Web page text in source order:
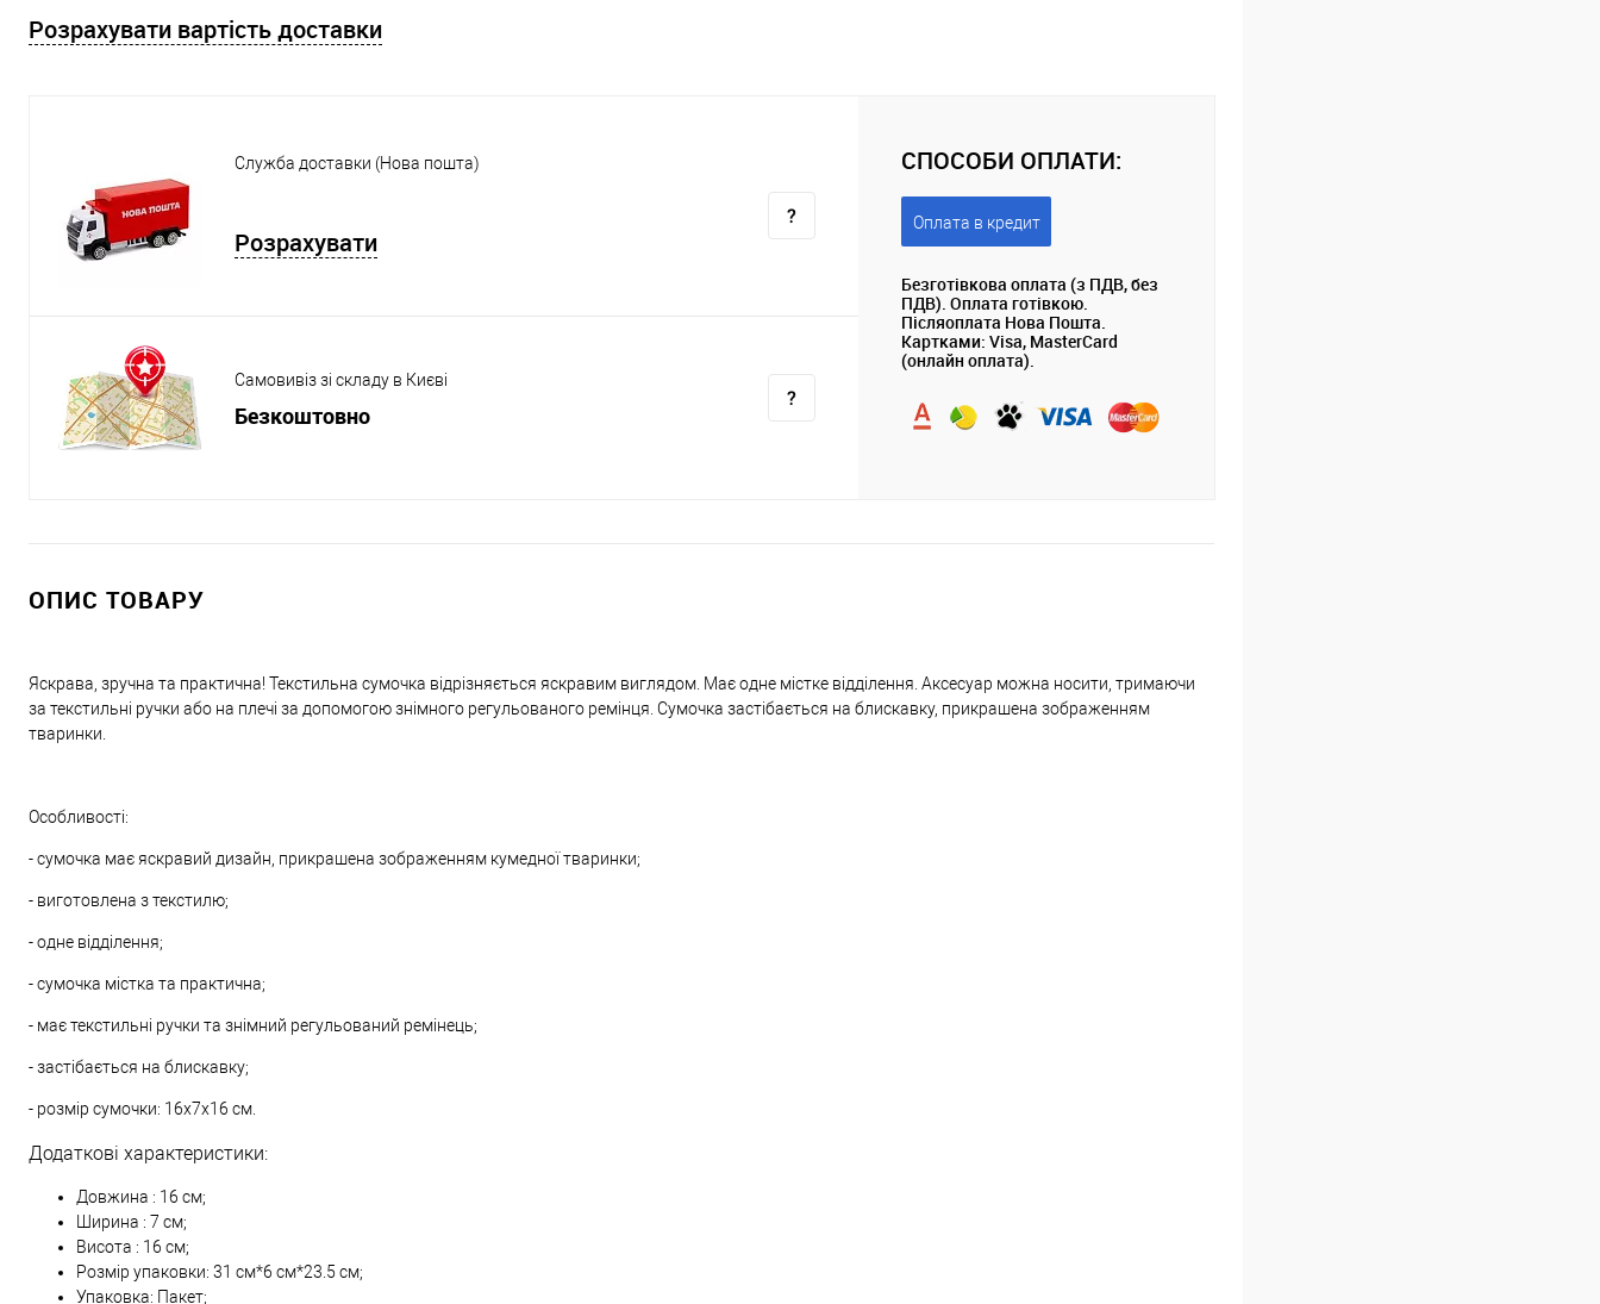
Розрахувати вартість доставки
Служба доставки (Нова пошта)
Розрахувати
Самовивіз зі складу в Києві
Безкоштовно
СПОСОБИ ОПЛАТИ:
Оплата в кредит
Безготівкова оплата (з ПДВ, без
ПДВ). Оплата готівкою.
Післяоплата Нова Пошта.
Картками: Visa, MasterCard
(онлайн оплата).
ОПИС ТОВАРУ
Яскрава, зручна та практична! Текстильна сумочка відрізняється яскравим виглядом. Має одне містке відділення. Аксесуар можна носити, тримаючи
за текстильні ручки або на плечі за допомогою знімного регульованого ремінця. Сумочка застібається на блискавку, прикрашена зображенням
тваринки.
Особливості:
- сумочка має яскравий дизайн, прикрашена зображенням кумедної тваринки;
- виготовлена з текстилю;
- одне відділення;
- сумочка містка та практична;
- має текстильні ручки та знімний регульований ремінець;
- застібається на блискавку;
- розмір сумочки: 16х7х16 см.
Додаткові характеристики:
Довжина : 16 см;
Ширина : 7 см;
Висота : 16 см;
Розмір упаковки: 31 см*6 см*23.5 см;
Упаковка: Пакет;